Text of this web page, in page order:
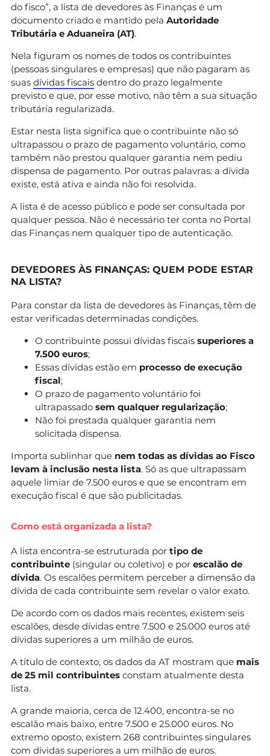
do fisco”, a lista de devedores às Finanças é um
documento criado e mantido pela Autoridade
Tributária e Aduaneira (AT).
Nela figuram os nomes de todos os contribuintes
(pessoas singulares e empresas) que não pagaram as
suas dívidas fiscais dentro do prazo legalmente
previsto e que, por esse motivo, não têm a sua situação
tributária regularizada.
Estar nesta lista significa que o contribuinte não só
ultrapassou o prazo de pagamento voluntário, como
também não prestou qualquer garantia nem pediu
dispensa de pagamento. Por outras palavras: a dívida
existe, está ativa e ainda não foi resolvida.
A lista é de acesso público e pode ser consultada por
qualquer pessoa. Não é necessário ter conta no Portal
das Finanças nem qualquer tipo de autenticação.
DEVEDORES ÀS FINANÇAS: QUEM PODE ESTAR
NA LISTA?
Para constar da lista de devedores às Finanças, têm de
estar verificadas determinadas condições.
O contribuinte possui dívidas fiscais superiores a
7.500 euros;
Essas dívidas estão em processo de execução
fiscal;
O prazo de pagamento voluntário foi
ultrapassado sem qualquer regularização;
Não foi prestada qualquer garantia nem
solicitada dispensa.
Importa sublinhar que nem todas as dívidas ao Fisco
levam à inclusão nesta lista. Só as que ultrapassam
aquele limiar de 7.500 euros e que se encontram em
execução fiscal é que são publicitadas.
Como está organizada a lista?
A lista encontra-se estruturada por tipo de
contribuinte (singular ou coletivo) e por escalão de
dívida. Os escalões permitem perceber a dimensão da
dívida de cada contribuinte sem revelar o valor exato.
De acordo com os dados mais recentes, existem seis
escalões, desde dívidas entre 7.500 e 25.000 euros até
dívidas superiores a um milhão de euros.
A título de contexto, os dados da AT mostram que mais
de 25 mil contribuintes constam atualmente desta
lista.
A grande maioria, cerca de 12.400, encontra-se no
escalão mais baixo, entre 7.500 e 25.000 euros. No
extremo oposto, existem 268 contribuintes singulares
com dívidas superiores a um milhão de euros.